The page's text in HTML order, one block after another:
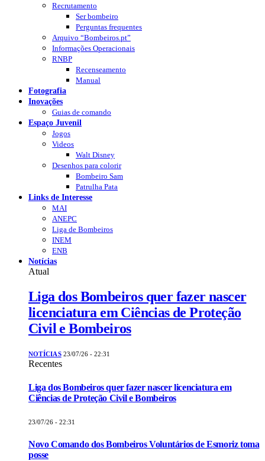
Recrutamento
Ser bombeiro
Perguntas frequentes
Arquivo “Bombeiros.pt”
Informações Operacionais
RNBP
Recenseamento
Manual
Fotografia
Inovações
Guias de comando
Espaço Juvenil
Jogos
Videos
Walt Disney
Desenhos para colorir
Bombeiro Sam
Patrulha Pata
Links de Interesse
MAI
ANEPC
Liga de Bombeiros
INEM
ENB
Notícias
Atual
Liga dos Bombeiros quer fazer nascer
licenciatura em Ciências de Proteção
Civil e Bombeiros
NOTÍCIAS 23/07/26 - 22:31
Recentes
Liga dos Bombeiros quer fazer nascer licenciatura em
Ciências de Proteção Civil e Bombeiros
23/07/26 - 22:31
Novo Comando dos Bombeiros Voluntários de Esmoriz toma
posse